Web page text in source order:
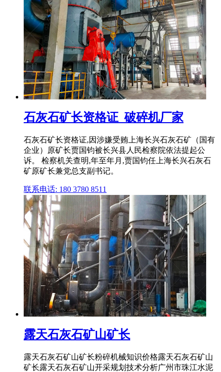
石灰石矿长资格证_破碎机厂家
石灰石矿长资格证,因涉嫌受贿上海长兴石灰石矿（国有
企业）原矿长贾国钧被长兴县人民检察院依法提起公
诉。 检察机关查明,年至年月,贾国钧任上海长兴石灰石
矿原矿长兼党总支副书记。
联系电话: 180 3780 8511
露天石灰石矿山矿长
露天石灰石矿山矿长粉碎机械知识价格露天石灰石矿山
矿长露天石灰石矿山开采规划技术分析广州市珠江水泥